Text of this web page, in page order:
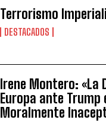
Terrorismo
DESTACADOS
Irene Montero: «La
Europa ante Trump
Moralmente